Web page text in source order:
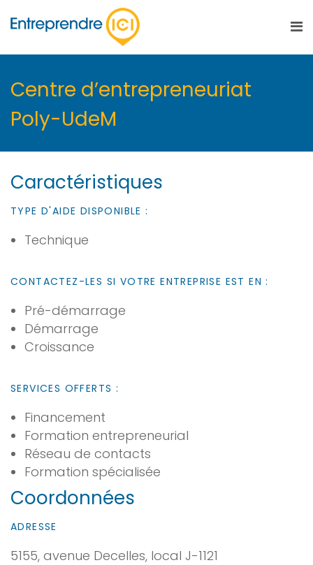
Centre d’entrepreneuriat
Poly-UdeM
Caractéristiques
TYPE D'AIDE DISPONIBLE :
Technique
CONTACTEZ-LES SI VOTRE ENTREPRISE EST EN :
Pré-démarrage
Démarrage
Croissance
SERVICES OFFERTS :
Financement
Formation entrepreneurial
Réseau de contacts
Formation spécialisée
Coordonnées
ADRESSE
5155, avenue Decelles, local J-1121